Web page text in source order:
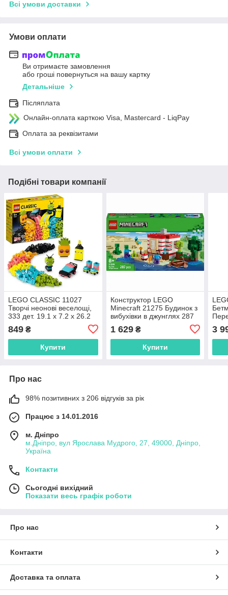
Всі умови доставки
Умови оплати
Ви отримаєте замовлення
або гроші повернуться на вашу картку
Детальніше
Післяплата
Онлайн-оплата карткою Visa, Mastercard - LiqPay
Оплата за реквізитами
Всі умови оплати
Подібні товари компанії
LEGO CLASSIC 11027
Творчі неонові веселощі,
333 дет. 19.1 x 7.2 x 26.2
849 ₴
Купити
Конструктор LEGO
Minecraft 21275 Будинок з
вибухівки в джунглях 287
1 629₴
Купити
3
Про нас
98% позитивних з 206 відгуків за рік
Працює з 14.01.2016
м. Дніпро
м.Дніпро, вул Ярослава Мудрого, 27, 49000, Дніпро,
Україна
Контакти
Сьогодні вихідний
Показати весь графік роботи
Про нас
Контакти
Доставка та оплата